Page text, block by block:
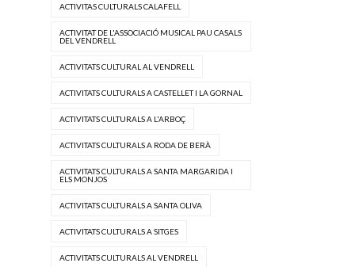
ACTIVITAS CULTURALS CALAFELL
ACTIVITAT DE L'ASSOCIACIÓ MUSICAL PAU CASALS
DEL VENDRELL
ACTIVITATS CULTURAL AL VENDRELL
ACTIVITATS CULTURALS A CASTELLET I LA GORNAL
ACTIVITATS CULTURALS A L'ARBOÇ
ACTIVITATS CULTURALS A RODA DE BERÀ
ACTIVITATS CULTURALS A SANTA MARGARIDA I
ELS MONJOS
ACTIVITATS CULTURALS A SANTA OLIVA
ACTIVITATS CULTURALS A SITGES
ACTIVITATS CULTURALS AL VENDRELL